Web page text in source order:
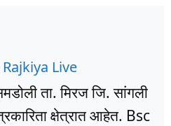
Rajkiya Live
ता. मिरज जि. सांगली
क्षेत्रात आहेत. Bsc